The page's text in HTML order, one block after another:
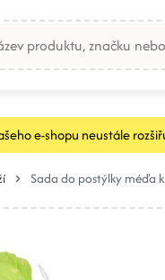
e-shopu neustále
Sada do postýlky méďa